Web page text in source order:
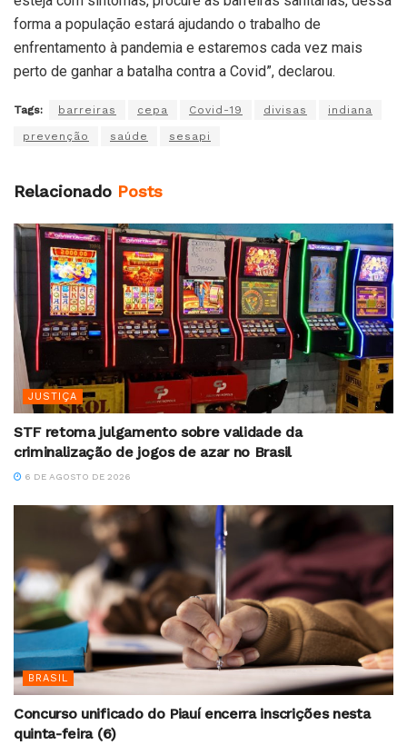
forma a população estará ajudando o trabalho de
enfrentamento à pandemia e estaremos cada vez mais
perto de ganhar a batalha contra a Covid”, declarou.
Tags: barreiras cepa Covid-19 divisas indiana
prevenção saúde sesapi
Relacionado Posts
JUSTIÇA
STF retoma julgamento sobre validade da
criminalização de jogos de azar no Brasil
6 DE AGOSTO DE 2026
BRASIL
Concurso unificado do Piauí encerra inscrições nesta
quinta-feira (6)